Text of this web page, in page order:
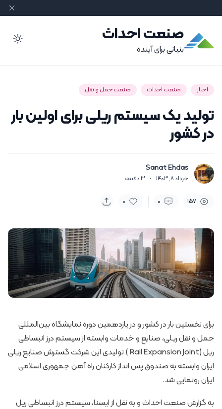
صنعت احداث
بنیانی برای آینده
اخبار صنعت احداث صنعت حمل و نقل
تولید یک سیستم ریلی برای اولین بار
در کشور
Sanat Ehdas
خرداد 8, 1403 ·
3دقیقه
157
0
0
برای نخستین بار در کشور و در یازدهمین دوره نمایشگاه بین‌المللی
حمل و نقل ریلی، صنایع و خدمات وابسته از سیستم درز انبساطی
ریل (Rail Expansion Joint ) تولیدی این شرکت گسترش صنایع ریلی
ایران وابسته به صندوق پس انداز کارکنان راه آهن جمهوری اسلامی
ایران رونمایی شد.
به گزارش صنعت احداث و به نقل از ایسنا، سیستم درز انبساطی ریل